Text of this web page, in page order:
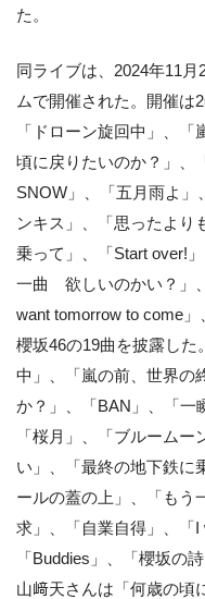
た。
同ライブは、2024年11
ムで開催された。開催は
「ドローン旋回中」、
頃に戻りたいのか？」、
SNOW」、「五月雨よ」
ンキス」、「思ったより
乗って」、「Start over!
一曲 欲しいのかい？」
want tomorrow to come
櫻坂46の19曲を披露した
中」、「嵐の前、世界の
か？」、「BAN」、「一
「桜月」、「ブルーム
い」、「最終の地下鉄に
ールの蓋の上」、「も
求」、「自業自得」、「I
「Buddies」、「櫻坂の
山﨑天さんは「何歳の頃